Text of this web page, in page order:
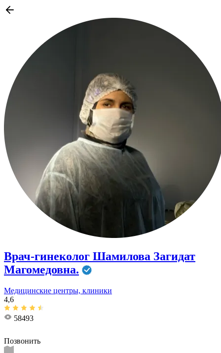
Врач-гинеколог Шамилова Загидат
Магомедовна.
Медицинские центры, клиники
4,6
58493
Позвонить